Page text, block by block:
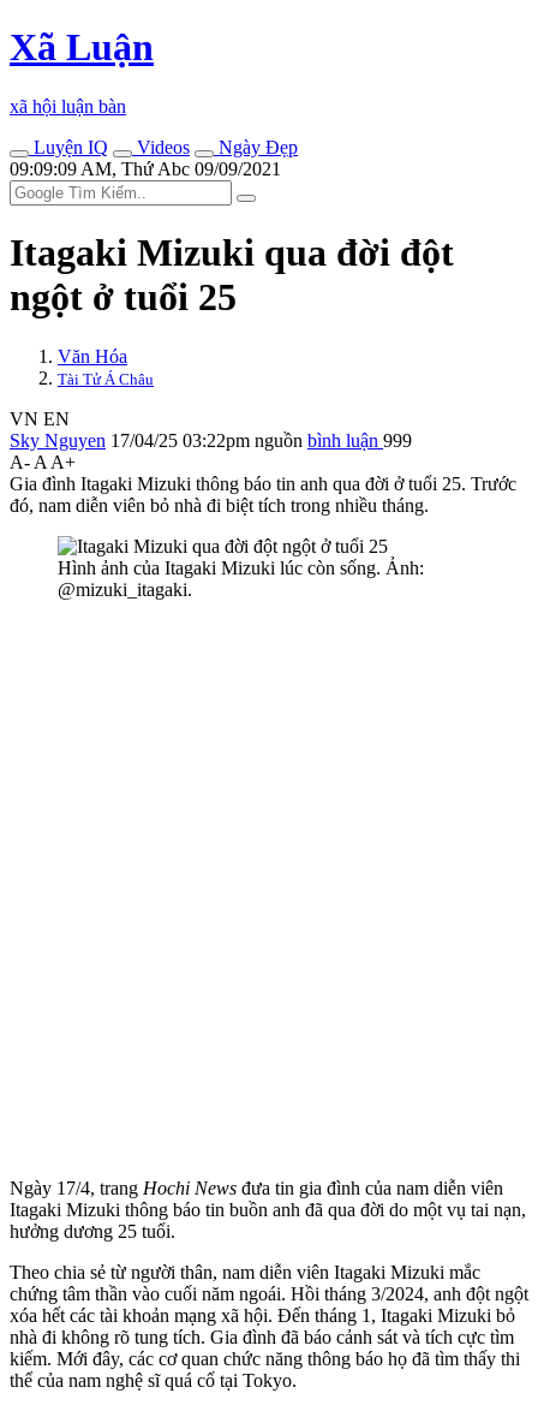
Xã Luận
xã hội luận bàn
Luyện IQ
Videos
Ngày Đẹp
09:09:09 AM, Thứ Abc 09/09/2021
Itagaki Mizuki qua đời đột
ngột ở tuổi 25
Văn Hóa
Tài Tử Á Châu
VN EN
Sky Nguyen 17/04/25 03:22pm nguồn bình luận 999
A- A A+
Gia đình Itagaki Mizuki thông báo tin anh qua đời ở tuổi 25. Trước
đó, nam diễn viên bỏ nhà đi biệt tích trong nhiều tháng.
Hình ảnh của Itagaki Mizuki lúc còn sống. Ảnh:
@mizuki_itagaki.
Ngày 17/4, trang Hochi News đưa tin gia đình của nam diễn viên
Itagaki Mizuki thông báo tin buồn anh đã qua đời do một vụ tai nạn,
hưởng dương 25 tuổi.
Theo chia sẻ từ người thân, nam diễn viên Itagaki Mizuki mắc
chứng tâm thần vào cuối năm ngoái. Hồi tháng 3/2024, anh đột ngột
xóa hết các tài khoản mạng xã hội. Đến tháng 1, Itagaki Mizuki bỏ
nhà đi không rõ tung tích. Gia đình đã báo cảnh sát và tích cực tìm
kiếm. Mới đây, các cơ quan chức năng thông báo họ đã tìm thấy th‌i
th‌ể của nam nghệ sĩ quá cố tại Tokyo.